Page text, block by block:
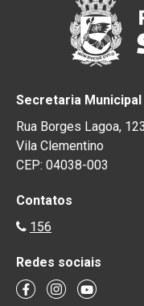
Secretaria Municipal
Rua Borges Lagoa,
Vila Clementino
CEP: 04038-003
Contatos
156
Redes sociais